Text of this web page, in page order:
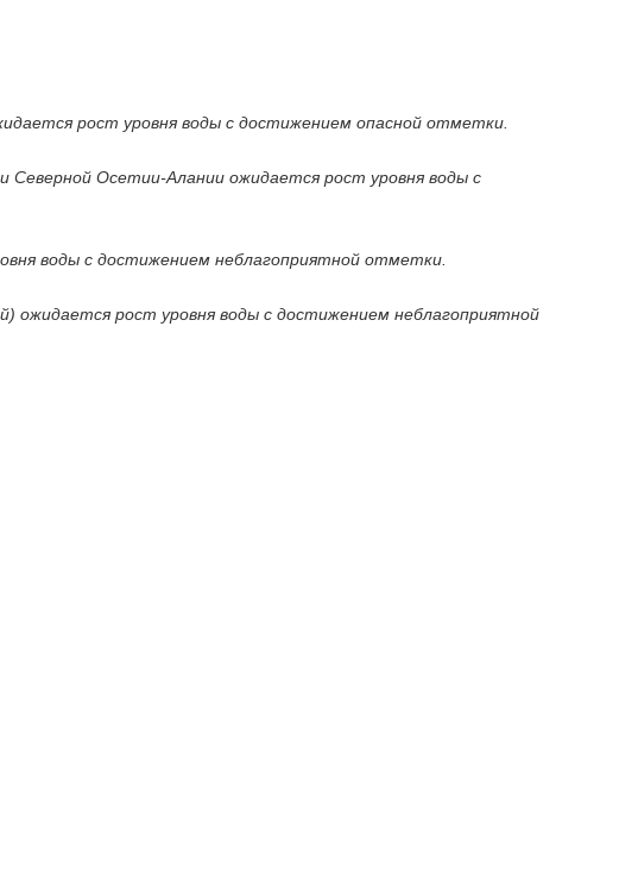
рост уровня воды с достижением опасной отметки.
Северной Осетии-Алании ожидается рост уровня воды с
воды с достижением неблагоприятной отметки.
ожидается рост уровня воды с достижением неблагоприятной